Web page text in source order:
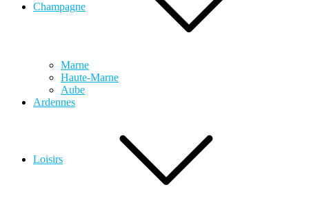
Champagne
Marne
Haute-Marne
Aube
Ardennes
Loisirs